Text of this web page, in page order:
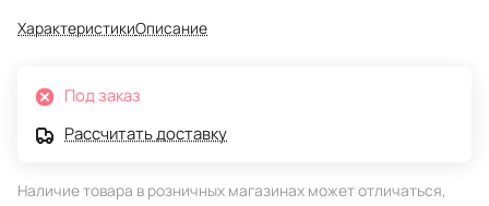
ХарактеристикиОписание
Под заказ
Рассчитать доставку
Наличие товара в розничных магазинах может отличаться,